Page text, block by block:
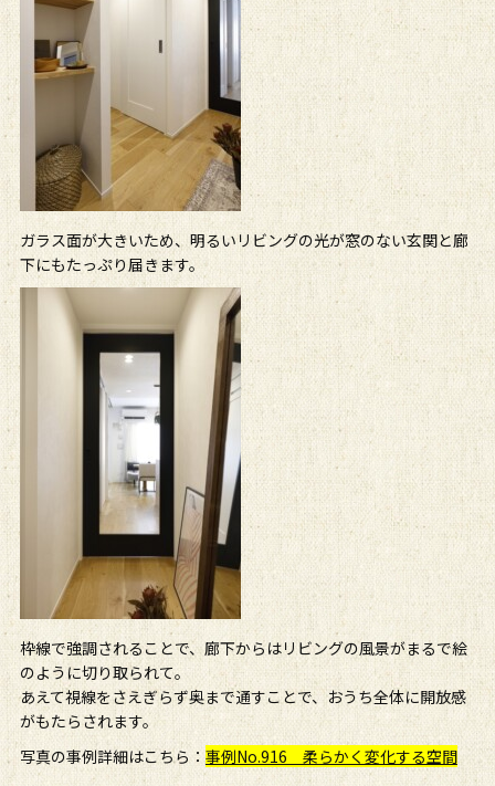
ガラス面が大きいため、明るいリビングの光が窓のない玄関と廊
下にもたっぷり届きます。
枠線で強調されることで、廊下からはリビングの風景がまるで絵
のように切り取られて。
あえて視線をさえぎらず奥まで通すことで、おうち全体に開放感
がもたらされます。
写真の事例詳細はこちら：事例No.916 柔らかく変化する空間